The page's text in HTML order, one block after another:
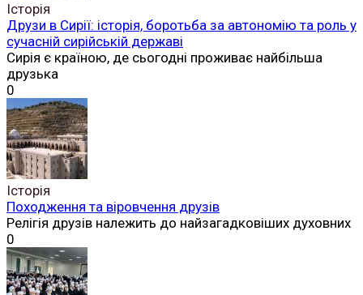
Історія
Друзи в Сирії: історія, боротьба за автономію та роль у
сучасній сирійській державі
Сирія є країною, де сьогодні проживає найбільша
друзька
0
Історія
Походження та віровчення друзів
Релігія друзів належить до найзагадковіших духовних
0